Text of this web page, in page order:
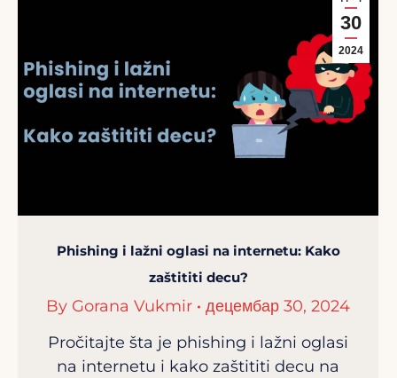
30
2024
Phishing i lažni oglasi na internetu: Kako
zaštititi decu?
By Gorana Vukmir
децембар 30, 2024
Pročitajte šta je phishing i lažni oglasi
na internetu i kako zaštititi decu na